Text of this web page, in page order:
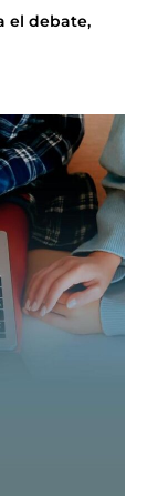
el debate,